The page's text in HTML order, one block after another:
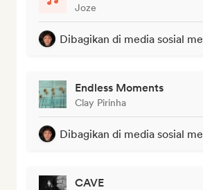
Joze
Dibagikan di media sosial
Endless Moments
Clay Pirinha
Dibagikan di media sosial
CAVE